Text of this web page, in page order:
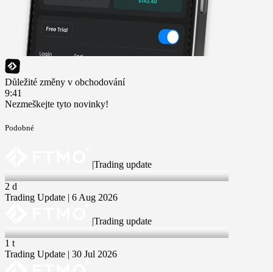
Důležité změny v obchodování
9:41
Nezmeškejte tyto novinky!
Podobné
Trading update
6 Aug 2026
2 d
Trading Update | 6 Aug 2026
Trading update
30 Jul 2026
1 t
Trading Update | 30 Jul 2026